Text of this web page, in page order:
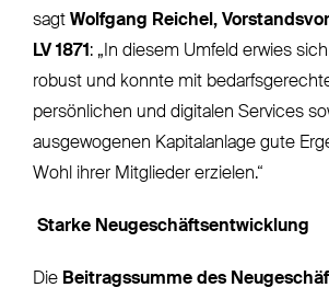
sagt Wolfgang Reichel,
LV 1871 : „In diesem Umfeld erwies sich
robust und konnte mit
persönlichen und digitalen Services
ausgewogenen Kapitalanlage gute
Wohl ihrer Mitglieder erzielen.“
Starke Neugeschäftsentwicklung
Die Beitragssumme des